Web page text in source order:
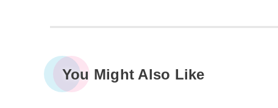
You Might Also Like